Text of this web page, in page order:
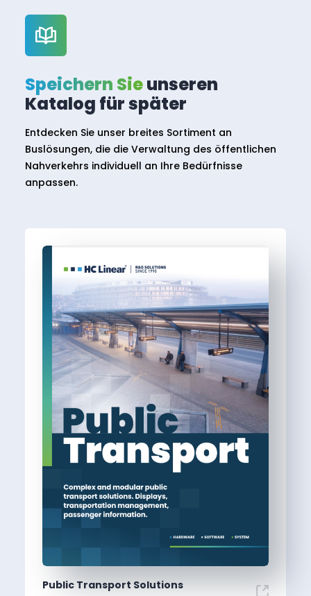
Public Transport Solutions
Speichern Sieunseren
Katalog für später
Entdecken Sie unser breites Sortiment an
Buslösungen, die die Verwaltung des öffentlichen
Nahverkehrs individuell an Ihre Bedürfnisse
anpassen.